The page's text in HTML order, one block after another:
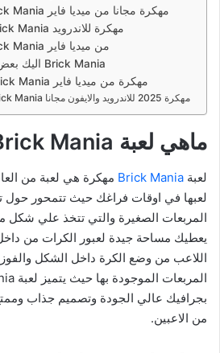
طريقة تحميل لعبة Brick Mania مهكرة مجانا من ميديا فاير
نبذة عن تحميل لعبة Brick Mania مهكرة للاندرويد
اضافات تهكير لعبة Brick Mania من ميديا فاير
اليك بعض الصور من تحميل لعبة Brick Mania
مميزات تحميل لعبة Brick Mania مهكرة من ميديا فاير
روابط تحميل لعبة Brick Mania مهكرة 2025 للاندرويد والايفون مجانا
ماهي لعبة Brick Mania
لعبة Brick Mania مهكرة هي لعبة من
لعبها في اوقات فراغك حيث تتمحور
المربعات الصغيرة والتي تتخذ علي
يعطيك مساحة جيدة لعبور الكرات من
اللاعب من وضع الكرة داخل الشكل والفوز
بجرافيك عالي الجودة وتصميم جذاب
من الاعبين.